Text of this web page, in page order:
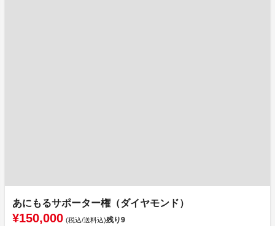
あにもるサポーター権（ダイヤモンド）
¥150,000 (税込/送料込)残り9